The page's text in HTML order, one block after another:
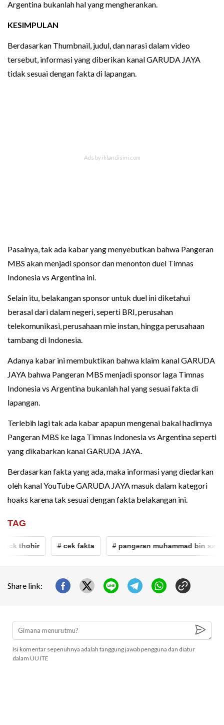
Argentina bukanlah hal yang mengherankan.
KESIMPULAN
Berdasarkan Thumbnail, judul, dan narasi dalam video
tersebut, informasi yang diberikan kanal GARUDA JAYA
tidak sesuai dengan fakta di lapangan.
Pasalnya, tak ada kabar yang menyebutkan bahwa Pangeran
MBS akan menjadi sponsor dan menonton duel Timnas
Indonesia vs Argentina ini.
Selain itu, belakangan sponsor untuk duel ini diketahui
berasal dari dalam negeri, seperti BRI, perusahan
telekomunikasi, perusahaan mie instan, hingga perusahaan
tambang di Indonesia.
Adanya kabar ini membuktikan bahwa klaim kanal GARUDA
JAYA bahwa Pangeran MBS menjadi sponsor laga Timnas
Indonesia vs Argentina bukanlah hal yang sesuai fakta di
lapangan.
Terlebih lagi tak ada kabar apapun mengenai bakal hadirnya
Pangeran MBS ke laga Timnas Indonesia vs Argentina seperti
yang dikabarkan kanal GARUDA JAYA.
Berdasarkan fakta yang ada, maka informasi yang diedarkan
oleh kanal YouTube GARUDA JAYA masuk dalam kategori
hoaks karena tak sesuai dengan fakta belakangan ini.
TAG
thohir # cek fakta # pangeran muhammad bin salman
Share link:
Isi komentar sepenuhnya adalah tanggung jawab pengguna dan diatur
dalam UU ITE